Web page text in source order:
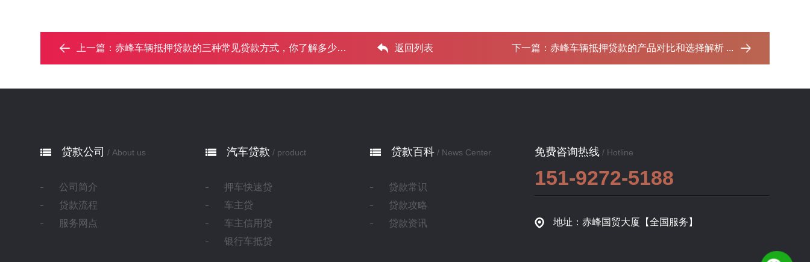
上一篇：赤峰车辆抵押贷款的三种常见贷款方式，你了解多少？ ...‌ 返回列表 下一篇： 赤峰车辆抵押贷款的产品对比和选择解析 ...‌
免费咨询热线 / Hotline
151-9272-5188
地址：赤峰国贸大厦【全国服务】
贷款公司 / About us
公司简介
贷款流程
服务网点
汽车贷款 / product
押车快速贷
车主贷
车主信用贷
银行车抵贷
贷款百科/ News Center
贷款常识
贷款攻略
贷款资讯